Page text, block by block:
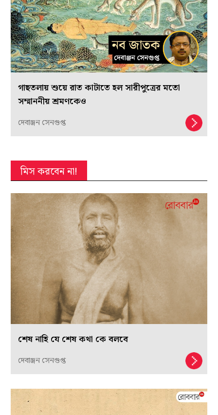
গাছতলায় শুয়ে রাত কাটাতে হল সারীপুত্রের মতো
সম্মাননীয় শ্রমণকেও
দেবাঞ্জন সেনগুপ্ত
মিস করবেন না!
শেষ নাহি যে শেষ কথা কে বলবে
দেবাঞ্জন সেনগুপ্ত